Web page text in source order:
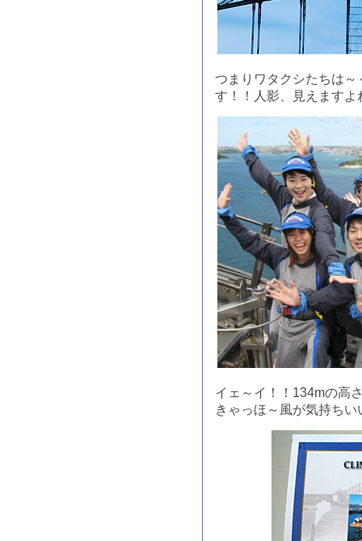
つまりワタクシたちは～
す！！人影、見えます
イェ～イ！！134mの高
きゃっほ～風が気持ち